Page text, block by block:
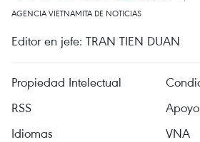
AGENCIA VIETNAMITA DE NOTICIAS
Editor en jefe: TRAN TIEN DUAN
Propiedad Intelectual
RSS
Apoyo
Idiomas
VNA